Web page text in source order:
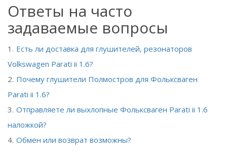
Ответы на часто
задаваемые вопросы
Есть ли доставка для глушителей, резонаторов
Volkswagen Parati ii 1.6?
Почему глушители Полмостров для Фольксваген
Parati ii 1.6?
Отправляете ли выхлопные Фольксваген Parati ii 1.6
наложкой?
Обмен или возврат возможны?